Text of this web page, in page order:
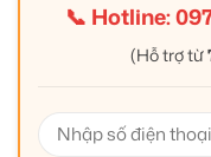
📞 Hotline:
(Hỗ trợ từ